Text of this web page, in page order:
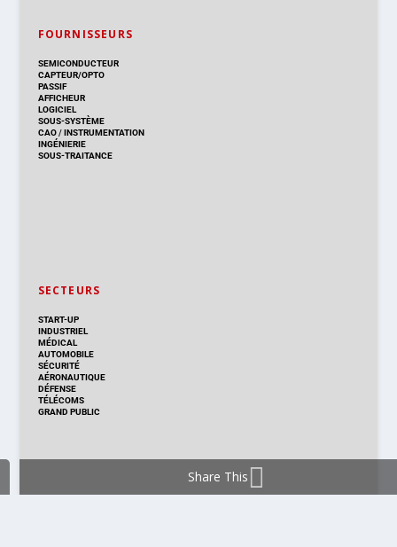
FOURNISSEURS
SEMICONDUCTEUR
CAPTEUR/OPTO
PASSIF
AFFICHEUR
LOGICIEL
SOUS-SYSTÈME
CAO/INSTRUMENTATION
INGÉNIERIE
SOUS-TRAITANCE
SECTEURS
START-UP
INDUSTRIEL
MÉDICAL
AUTOMOBILE
SÉCURITÉ
AÉRONAUTIQUE
DÉFENSE
TÉLÉCOMS
GRAND PUBLIC
Share This